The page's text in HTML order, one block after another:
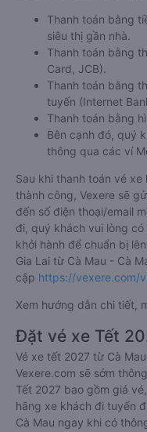
Thanh toán bằng
siêu thị gần nhà.
Thanh toán bằng
Card, JCB).
Thanh toán bằng
tuyến (Internet
Thanh toán bằng
Bên cạnh đó, quý
thông qua các ví
Sau khi thanh toán vé xe
thành công, Vexere sẽ
đến số điện thoại/email
đi, quý khách vui lòng
khởi hành để chuẩn bị
Gia Lai từ Cà Mau - Cà
cập https://vexere.com/
Xem hướng dẫn chi tiết,
Đặt vé xe Tết
Vé xe tết 2027 từ Cà
Vexere.com sẽ sớm
Tết 2027 bao gồm giá
hãng xe khách đi tuyến
Cà Mau ngay khi có